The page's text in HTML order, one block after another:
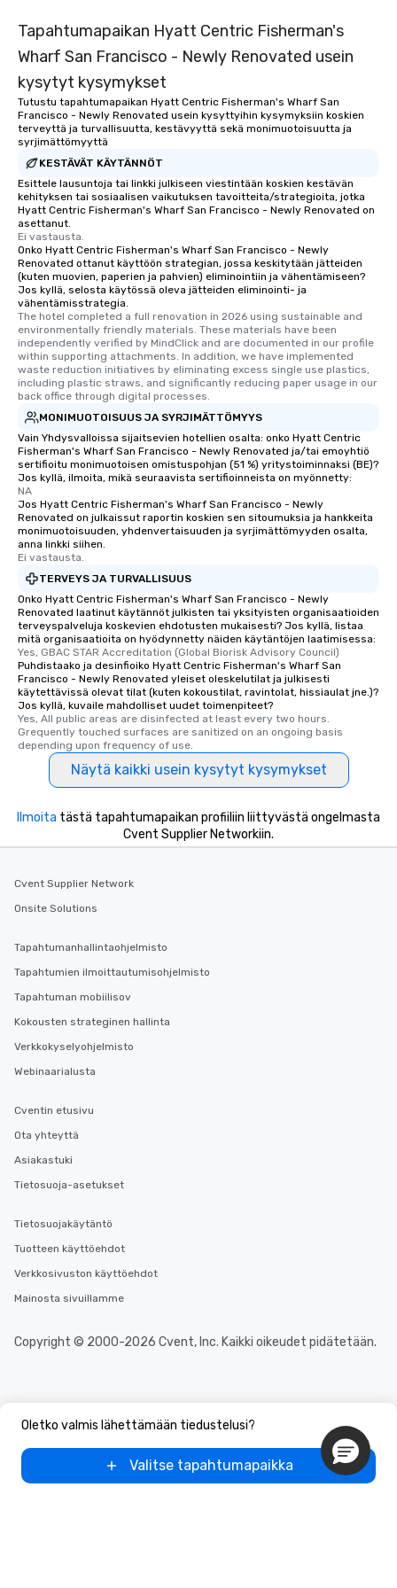
Tapahtumapaikan Hyatt Centric Fisherman's
Wharf San Francisco - Newly Renovated usein
kysytyt kysymykset
Tutustu tapahtumapaikan Hyatt Centric Fisherman's Wharf San
Francisco - Newly Renovated usein kysyttyihin kysymyksiin koskien
terveyttä ja turvallisuutta, kestävyyttä sekä monimuotoisuutta ja
syrjimättömyyttä
KESTÄVÄT KÄYTÄNNÖT
Esittele lausuntoja tai linkki julkiseen viestintään koskien kestävän
kehityksen tai sosiaalisen vaikutuksen tavoitteita/strategioita, jotka
Hyatt Centric Fisherman's Wharf San Francisco - Newly Renovated on
asettanut.
Ei vastausta.
Onko Hyatt Centric Fisherman's Wharf San Francisco - Newly
Renovated ottanut käyttöön strategian, jossa keskitytään jätteiden
(kuten muovien, paperien ja pahvien) eliminointiin ja vähentämiseen?
Jos kyllä, selosta käytössä oleva jätteiden eliminointi- ja
vähentämisstrategia.
The hotel completed a full renovation in 2026 using sustainable and
environmentally friendly materials. These materials have been
independently verified by MindClick and are documented in our profile
within supporting attachments. In addition, we have implemented
waste reduction initiatives by eliminating excess single use plastics,
including plastic straws, and significantly reducing paper usage in our
back office through digital processes.
MONIMUOTOISUUS JA SYRJIMÄTTÖMYYS
Vain Yhdysvalloissa sijaitsevien hotellien osalta: onko Hyatt Centric
Fisherman's Wharf San Francisco - Newly Renovated ja/tai emoyhtiö
sertifioitu monimuotoisen omistuspohjan (51 %) yritystoiminnaksi (BE)?
Jos kyllä, ilmoita, mikä seuraavista sertifioinneista on myönnetty:
NA
Jos Hyatt Centric Fisherman's Wharf San Francisco - Newly
Renovated on julkaissut raportin koskien sen sitoumuksia ja hankkeita
monimuotoisuuden, yhdenvertaisuuden ja syrjimättömyyden osalta,
anna linkki siihen.
Ei vastausta.
TERVEYS JA TURVALLISUUS
Onko Hyatt Centric Fisherman's Wharf San Francisco - Newly
Renovated laatinut käytännöt julkisten tai yksityisten organisaatioiden
terveyspalveluja koskevien ehdotusten mukaisesti? Jos kyllä, listaa
mitä organisaatioita on hyödynnetty näiden käytäntöjen laatimisessa:
Yes, GBAC STAR Accreditation (Global Biorisk Advisory Council)
Puhdistaako ja desinfioiko Hyatt Centric Fisherman's Wharf San
Francisco - Newly Renovated yleiset oleskelutilat ja julkisesti
käytettävissä olevat tilat (kuten kokoustilat, ravintolat, hissiaulat jne.)?
Jos kyllä, kuvaile mahdolliset uudet toimenpiteet?
Yes, All public areas are disinfected at least every two hours.
Grequently touched surfaces are sanitized on an ongoing basis
depending upon frequency of use.
Näytä kaikki usein kysytyt kysymykset
Oletko valmis lähettämään tiedustelusi?
Valitse tapahtumapaikka
Ilmoita tästä tapahtumapaikan profiiliin liittyvästä ongelmasta
Cvent Supplier Networkiin.
Cvent Supplier Network
Onsite Solutions
Tapahtumanhallintaohjelmisto
Tapahtumien ilmoittautumisohjelmisto
Tapahtuman mobiilisov
Kokousten strateginen hallinta
Verkkokyselyohjelmisto
Webinaarialusta
Cventin etusivu
Ota yhteyttä
Asiakastuki
Tietosuoja-asetukset
Tietosuojakäytäntö
Tuotteen käyttöehdot
Verkkosivuston käyttöehdot
Mainosta sivuillamme
Copyright © 2000-2026 Cvent, Inc. Kaikki oikeudet pidätetään.